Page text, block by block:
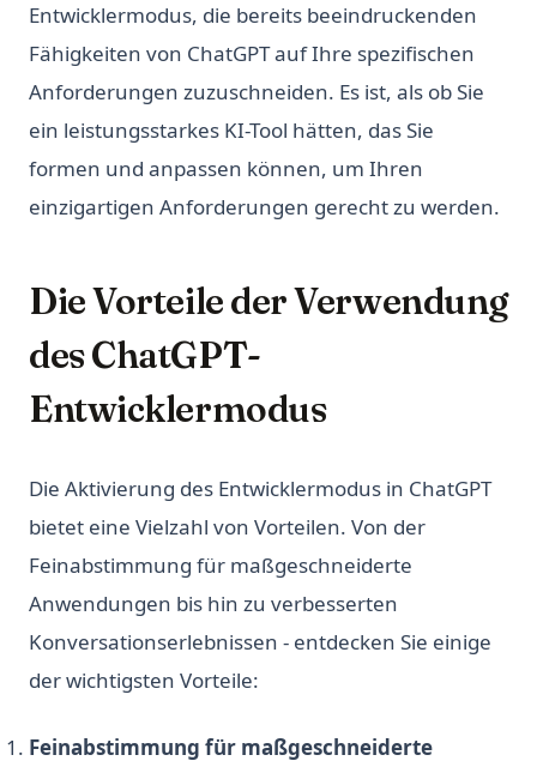
Entwicklermodus, die bereits beeindruckenden
Fähigkeiten von ChatGPT auf Ihre spezifischen
Anforderungen zuzuschneiden. Es ist, als ob Sie
ein leistungsstarkes KI-Tool hätten, das Sie
formen und anpassen können, um Ihren
einzigartigen Anforderungen gerecht zu werden.
Die Vorteile der Verwendung
des ChatGPT-
Entwicklermodus
Die Aktivierung des Entwicklermodus in ChatGPT
bietet eine Vielzahl von Vorteilen. Von der
Feinabstimmung für maßgeschneiderte
Anwendungen bis hin zu verbesserten
Konversationserlebnissen - entdecken Sie einige
der wichtigsten Vorteile:
Feinabstimmung für maßgeschneiderte